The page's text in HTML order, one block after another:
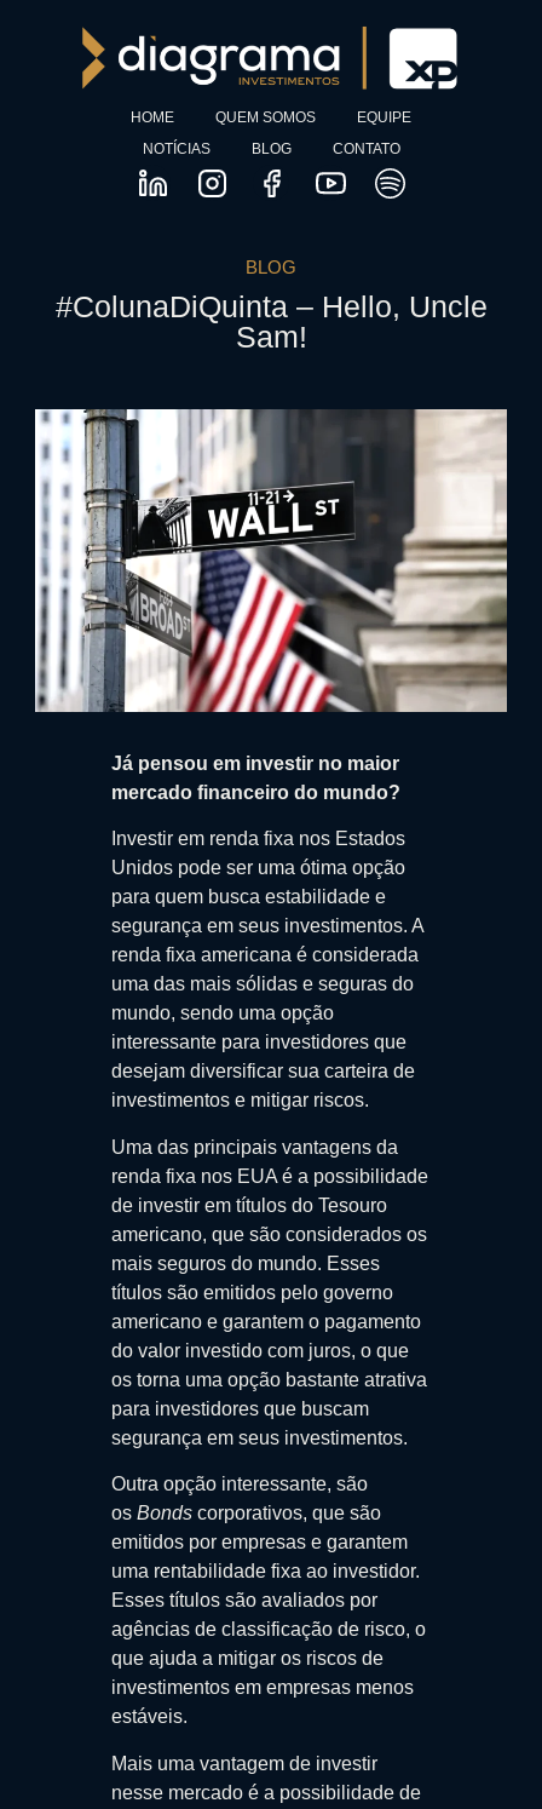
HOME QUEM SOMOS
EQUIPE
NOTÍCIAS
BLOG CONTATO
BLOG
#ColunaDiQuinta – Hello, Uncle
Sam!
Já pensou em investir no maior
mercado financeiro do mundo?
Investir em renda fixa nos Estados
Unidos pode ser uma ótima opção
para quem busca estabilidade e
segurança em seus investimentos. A
renda fixa americana é considerada
uma das mais sólidas e seguras do
mundo, sendo uma opção
interessante para investidores que
desejam diversificar sua carteira de
investimentos e mitigar riscos.
Uma das principais vantagens da
renda fixa nos EUA é a possibilidade
de investir em títulos do Tesouro
americano, que são considerados os
mais seguros do mundo. Esses
títulos são emitidos pelo governo
americano e garantem o pagamento
do valor investido com juros, o que
os torna uma opção bastante atrativa
para investidores que buscam
segurança em seus investimentos.
Outra opção interessante, são
os Bondscorporativos, que são
emitidos por empresas e garantem
uma rentabilidade fixa ao investidor.
Esses títulos são avaliados por
agências de classificação de risco, o
que ajuda a mitigar os riscos de
investimentos em empresas menos
estáveis.
Mais uma vantagem de investir
nesse mercado é a possibilidade de